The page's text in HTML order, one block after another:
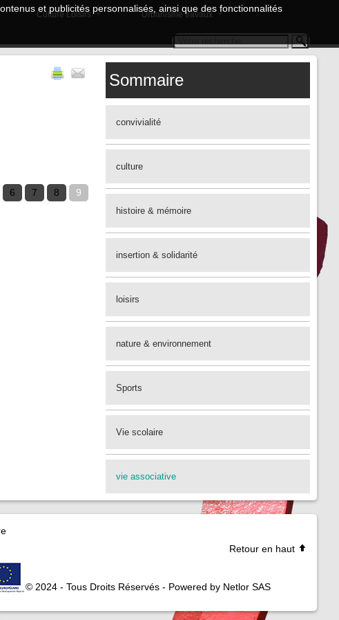
et publicités personnalisés, ainsi que des fonctionnalités
Culture Loisirs Urbanisme travaux
6 7 8 9
Sommaire
convivialité
culture
histoire & mémoire
insertion & solidarité
loisirs
nature & environnement
Sports
Vie scolaire
vie associative
Retour en haut
© 2024 - Tous Droits Réservés - Powered by Netlor SAS